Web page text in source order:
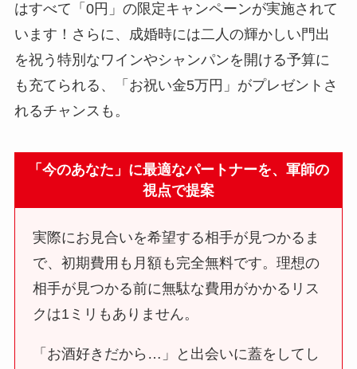
はすべて「0円」の限定キャンペーンが実施されて
います！さらに、成婚時には二人の輝かしい門出
を祝う特別なワインやシャンパンを開ける予算に
も充てられる、「お祝い金5万円」がプレゼントさ
れるチャンスも。
「今のあなた」に最適なパートナーを、軍師の
視点で提案
実際にお見合いを希望する相手が見つかるま
で、初期費用も月額も完全無料です。理想の
相手が見つかる前に無駄な費用がかかるリス
クは1ミリもありません。
「お酒好きだから…」と出会いに蓋をしてし